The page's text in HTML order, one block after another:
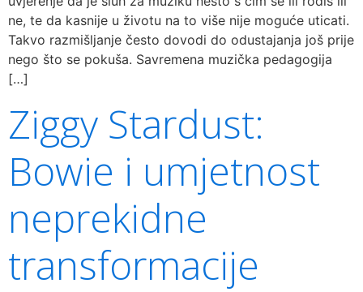
ne, te da kasnije u životu na to više nije moguće uticati.
Takvo razmišljanje često dovodi do odustajanja još prije
nego što se pokuša. Savremena muzička pedagogija
[…]
Ziggy Stardust:
Bowie i umjetnost
neprekidne
transformacije